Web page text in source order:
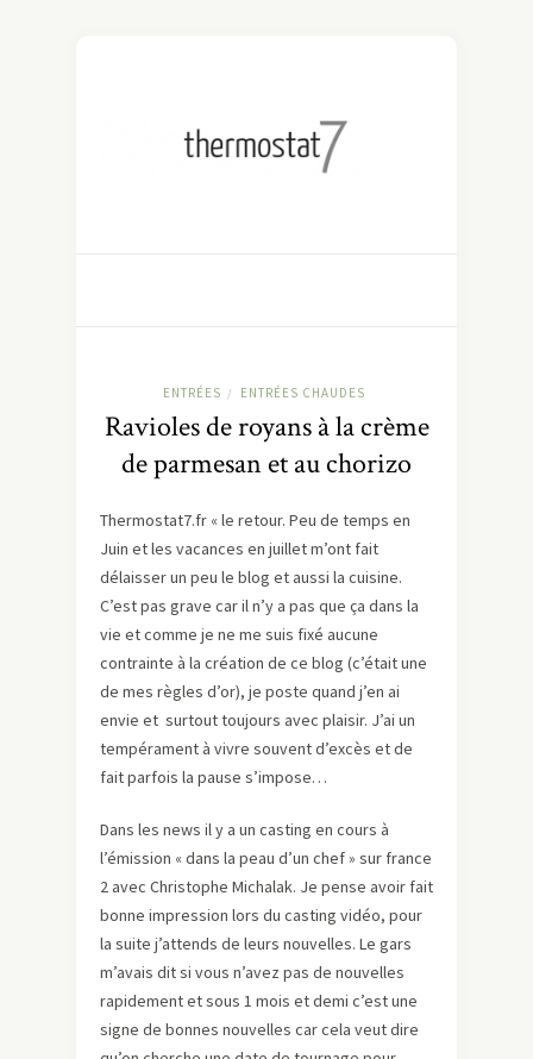
ENTRÉES / ENTRÉES CHAUDES
Ravioles de royans à la crème
de parmesan et au chorizo
Thermostat7.fr « le retour. Peu de temps en
Juin et les vacances en juillet m’ont fait
délaisser un peu le blog et aussi la cuisine.
C’est pas grave car il n’y a pas que ça dans la
vie et comme je ne me suis fixé aucune
contrainte à la création de ce blog (c’était une
de mes règles d’or), je poste quand j’en ai
envie et surtout toujours avec plaisir. J’ai un
tempérament à vivre souvent d’excès et de
fait parfois la pause s’impose…
Dans les news il y a un casting en cours à
l’émission « dans la peau d’un chef » sur france
2 avec Christophe Michalak. Je pense avoir fait
bonne impression lors du casting vidéo, pour
la suite j’attends de leurs nouvelles. Le gars
m’avais dit si vous n’avez pas de nouvelles
rapidement et sous 1 mois et demi c’est une
signe de bonnes nouvelles car cela veut dire